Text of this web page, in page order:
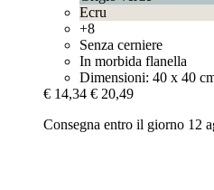
Ecru
+8
Senza cerniere
In morbida flanella
Dimensioni: 40 x 40
€ 14,34 € 20,49
Consegna entro il giorno 12